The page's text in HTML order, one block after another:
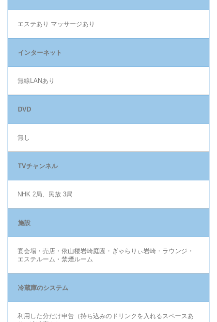
エステあり マッサージあり
インターネット
無線LANあり
DVD
無し
TVチャンネル
NHK 2局、民放 3局
施設
宴会場・売店・依山楼岩崎庭園・ぎゃらりぃ岩崎・ラウンジ・
エステルーム・禁煙ルーム
冷蔵庫のシステム
利用した分だけ申告（持ち込みのドリンクを入れるスペースあ